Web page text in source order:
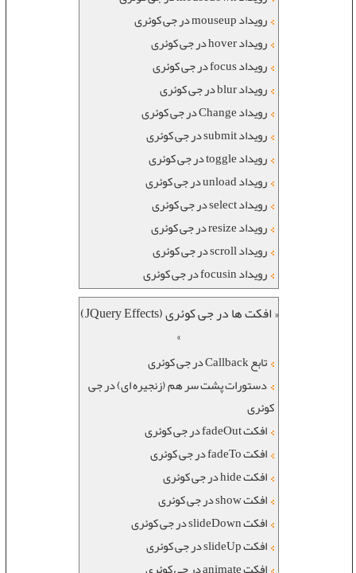
رویداد mouseup در جی کوئری
رویداد hover در جی کوئری
رویداد focus در جی کوئری
رویداد blur در جی کوئری
رویداد Change در جی کوئری
رویداد submit در جی کوئری
رویداد toggle در جی کوئری
رویداد unload در جی کوئری
رویداد select در جی کوئری
رویداد resize در جی کوئری
رویداد scroll در جی کوئری
رویداد focusin در جی کوئری
« افکت ها در جی کوئری (JQuery Effects)
»
تابع Callback در جی کوئری
دستورات پشت سر هم (زنجیره ای) در جی
کوئری
افکت fadeOut در جی کوئری
افکت fadeTo در جی کوئری
افکت hide در جی کوئری
افکت show در جی کوئری
افکت slideDown در جی کوئری
افکت slideUp در جی کوئری